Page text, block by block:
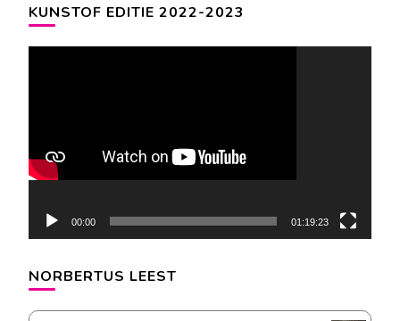
KUNSTOF EDITIE 2022-2023
00:00 01:19:23
NORBERTUS LEEST